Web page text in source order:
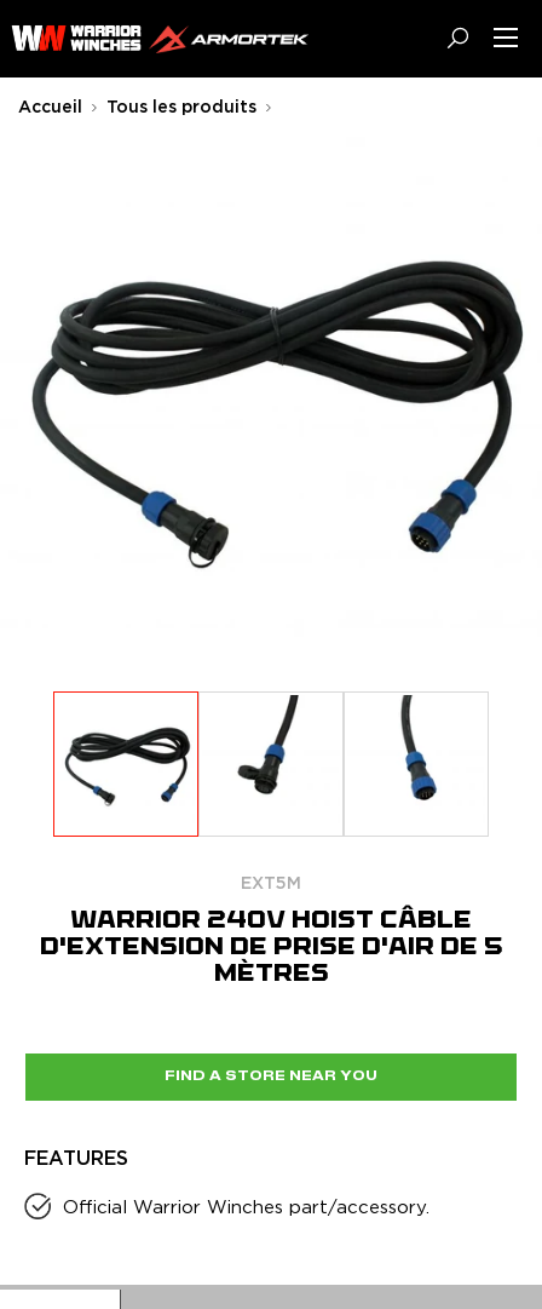
auWarrior
Accueil Tous les produits
EXT5M
WARRIOR 240V HOIST CÂBLE
D'EXTENSION DE PRISE D'AIR DE 5
MÈTRES
FIND A STORE NEAR YOU
FEATURES
Official Warrior Winches part/accessory.